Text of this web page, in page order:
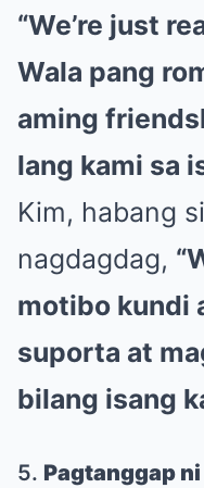
“We’re just
Wala pang
aming
lang kami sa
Kim, habang
nagdagdag,
motibo kundi
suporta at
bilang isang
5. Pagtanggap